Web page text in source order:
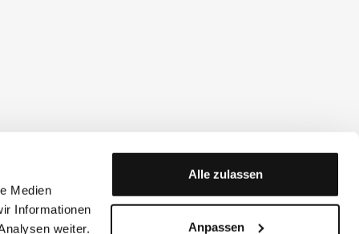
Medien
Informationen
weiter.
Alle zulassen
Anpassen